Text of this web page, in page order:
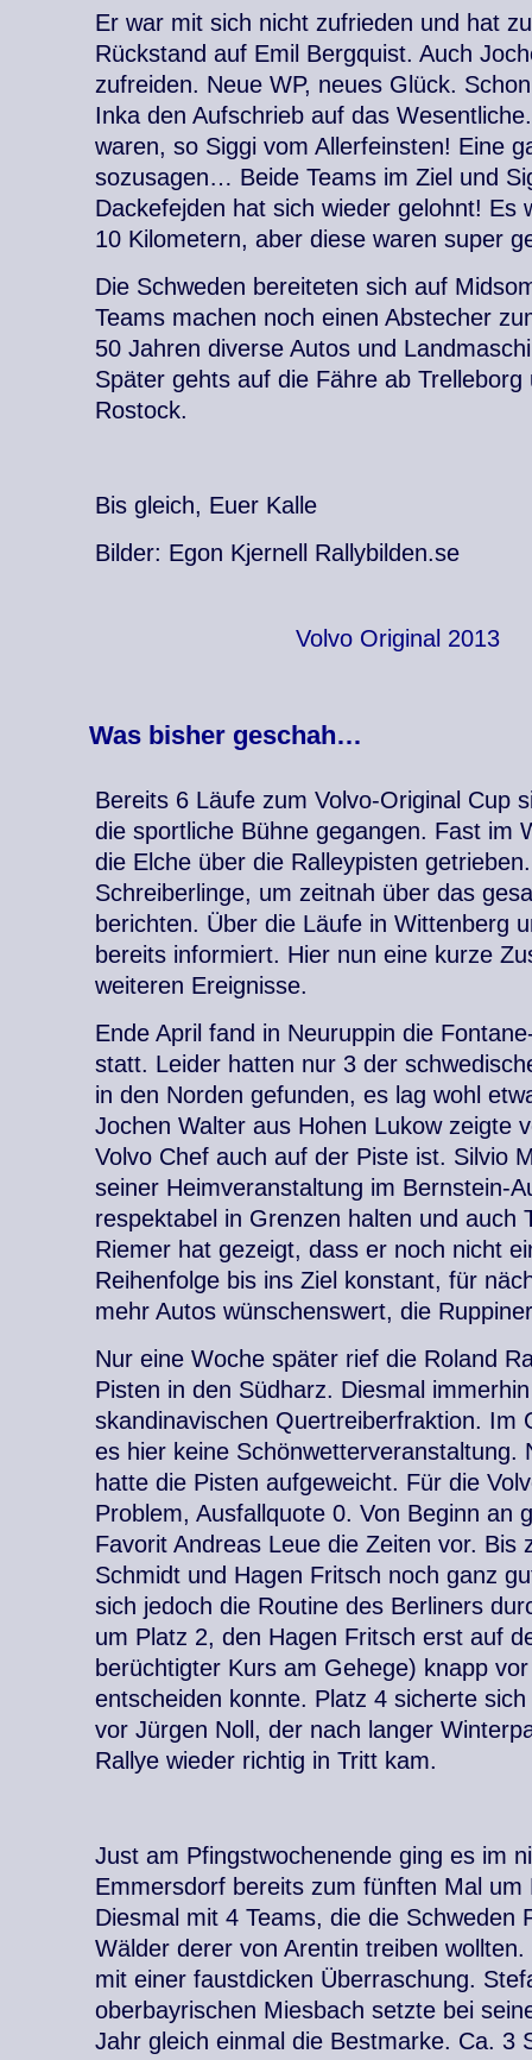
Er war mit sich nicht zufrieden und hat
Rückstand auf Emil Bergquist. Auch
zufreiden. Neue WP, neues Glück.
Inka den Aufschrieb auf das
waren, so Siggi vom Allerfeinsten! Eine
sozusagen… Beide Teams im Ziel und
Dackefejden hat sich wieder gelohnt! Es
10 Kilometern, aber diese waren super
Die Schweden bereiteten sich auf
Teams machen noch einen Abstecher
50 Jahren diverse Autos und
Später gehts auf die Fähre ab
Rostock.
Bis gleich, Euer Kalle
Bilder: Egon Kjernell Rallybilden.se
Volvo Original 2013
Was bisher geschah…
Bereits 6 Läufe zum Volvo-Original Cup
die sportliche Bühne gegangen. Fast im
die Elche über die Ralleypisten
Schreiberlinge, um zeitnah über das
berichten. Über die Läufe in Wittenberg
bereits informiert. Hier nun eine kurze
weiteren Ereignisse.
Ende April fand in Neuruppin die
statt. Leider hatten nur 3 der
in den Norden gefunden, es lag wohl
Jochen Walter aus Hohen Lukow zeigte
Volvo Chef auch auf der Piste ist. Silvio
seiner Heimveranstaltung im Bernstein-
respektabel in Grenzen halten und auch
Riemer hat gezeigt, dass er noch nicht
Reihenfolge bis ins Ziel konstant, für
mehr Autos wünschenswert, die
Nur eine Woche später rief die Roland
Pisten in den Südharz. Diesmal
skandinavischen Quertreiberfraktion. Im
es hier keine Schönwetterveranstaltung.
hatte die Pisten aufgeweicht. Für die
Problem, Ausfallquote 0. Von Beginn an
Favorit Andreas Leue die Zeiten vor. Bis
Schmidt und Hagen Fritsch noch ganz
sich jedoch die Routine des Berliners
um Platz 2, den Hagen Fritsch erst auf
berüchtigter Kurs am Gehege) knapp
entscheiden konnte. Platz 4 sicherte
vor Jürgen Noll, der nach langer
Rallye wieder richtig in Tritt kam.
Just am Pfingstwochenende ging es im
Emmersdorf bereits zum fünften Mal um
Diesmal mit 4 Teams, die die Schweden
Wälder derer von Arentin treiben
mit einer faustdicken Überraschung.
oberbayrischen Miesbach setzte bei
Jahr gleich einmal die Bestmarke. Ca. 3